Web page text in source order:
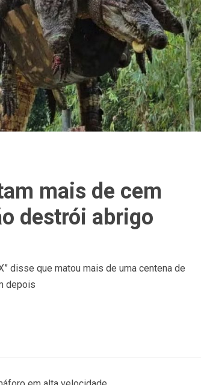
mais de cem
destrói abrigo
disse que matou mais de uma centena de
depois